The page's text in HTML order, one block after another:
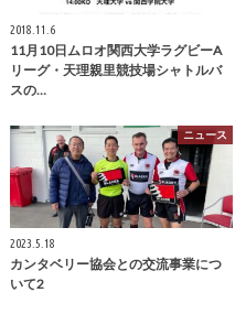
2018.11.6
11月10日ムロオ関西大学ラグビーA
リーグ・天理親里競技場シャトルバ
スの…
ニュース
2023.5.18
カンタベリー協会との交流事業につ
いて2